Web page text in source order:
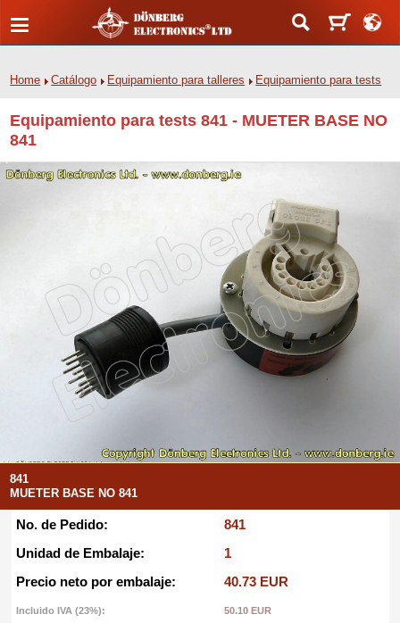
Home Catálogo Equipamiento para talleres Equipamiento para tests
Equipamiento para tests 841 - MUETER BASE NO
841
841
MUETER BASE NO 841
No. de Pedido:
841
Unidad de Embalaje:
1
Precio neto por embalaje:
40.73 EUR
Incluido IVA (23%): 50.10 EUR